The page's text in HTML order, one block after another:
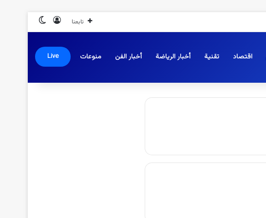
تابعنا تسجيل الدخول
اقتصاد تقنية أخبار الرياضة أخبار الفن منوعات Live